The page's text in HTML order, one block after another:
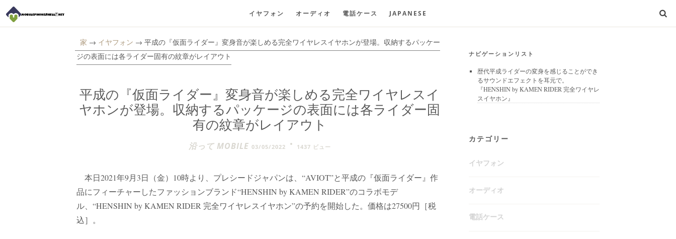
イヤフォン オーディオ 電話ケース JAPANESE
家 → イヤフォン → 平成の『仮面ライダー』変身音が楽しめる完全ワイヤレスイヤホンが登場。収納するパッケー
ジの表面には各ライダー固有の紋章がレイアウト
平成の『仮面ライダー』変身音が楽しめる完全ワイヤレスイ
ヤホンが登場。収納するパッケージの表面には各ライダー固
有の紋章がレイアウト
沿って MOBILE 03/05/2022 1437 ビュー
本日2021年9月3日（金）10時より、プレシードジャパンは、“AVIOT”と平成の『仮面ライダー』作
品にフィーチャーしたファッションブランド“HENSHIN by KAMEN RIDER”のコラボモデ
ル、“HENSHIN by KAMEN RIDER 完全ワイヤレスイヤホン”の予約を開始した。価格は27500円［税
込］。
ナビゲーションリスト
歴代平成ライダーの変身を感じることができ
るサウンドエフェクトを耳元で。
『HENSHIN by KAMEN RIDER 完全ワイヤレ
スイヤホン』
カテゴリー
イヤフォン
オーディオ
電話ケース